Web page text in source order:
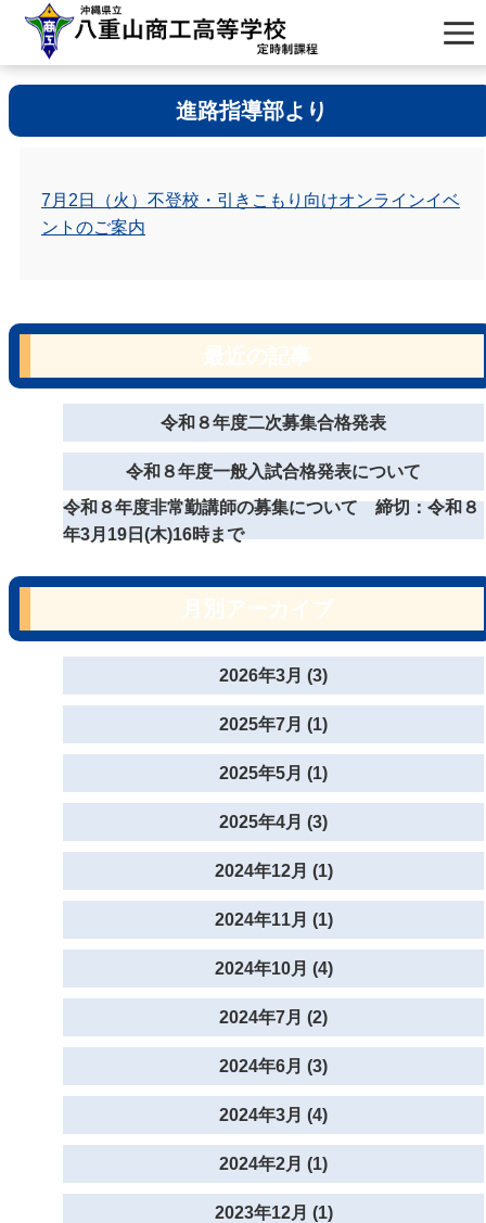
進路指導部より
7月2日（火）不登校・引きこもり向けオンラインイベ
ントのご案内
令和８年度二次募集合格発表
令和８年度一般入試合格発表について
令和８年度非常勤講師の募集について 締切：令和８
年3月19日(木)16時まで
2026年3月 (3)
2025年7月 (1)
2025年5月 (1)
2025年4月 (3)
2024年12月 (1)
2024年11月 (1)
2024年10月 (4)
2024年7月 (2)
2024年6月 (3)
2024年3月 (4)
2024年2月 (1)
2023年12月 (1)